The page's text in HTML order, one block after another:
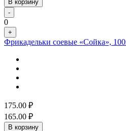
В корзину
-
0
+
Фрикадельки соевые «Сойка»,
175.00 ₽
165.00 ₽
В корзину